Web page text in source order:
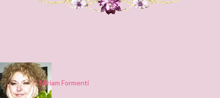
Miriam Formenti